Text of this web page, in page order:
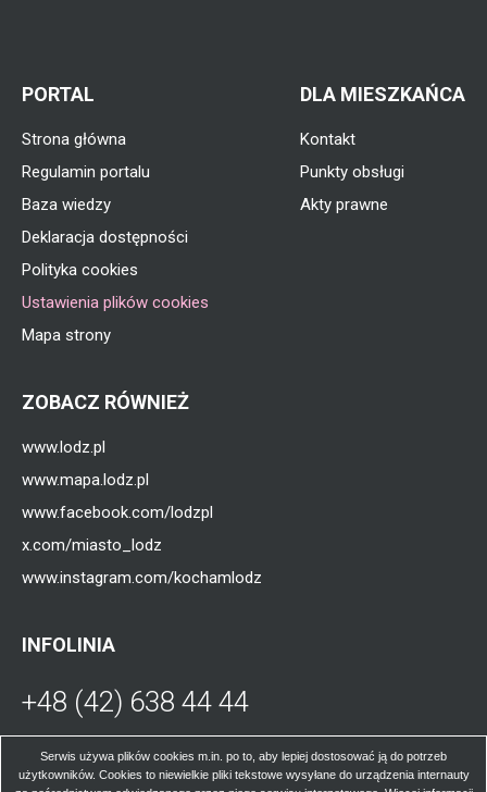
Serwis używa plików cookies m.in. po to, aby lepiej dostosować ją do potrzeb
użytkowników. Cookies to niewielkie pliki tekstowe wysyłane do urządzenia internauty
PORTAL
Strona główna
Regulamin portalu
Baza wiedzy
Deklaracja dostępności
Polityka cookies
Ustawienia plików cookies
Mapa strony
DLA MIESZKAŃCA
Kontakt
Punkty obsługi
Akty prawne
ZOBACZ RÓWNIEŻ
www.lodz.pl
www.mapa.lodz.pl
www.facebook.com/lodzpl
x.com/miasto_lodz
www.instagram.com/kochamlodz
INFOLINIA
+48 (42) 638 44 44
się
W poniedziałki, środy, czwartki i piątki od
godz. 8.00 do 16.00; we wtorki od godz. 8.00